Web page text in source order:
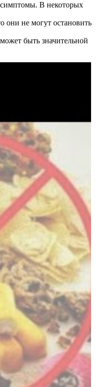
симптомы. В некоторых
они не могут остановить
быть значительной